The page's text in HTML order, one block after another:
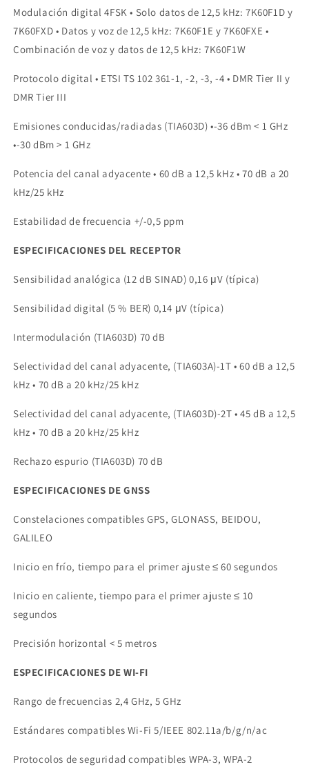
Modulación digital 4FSK • Solo datos de 12,5 kHz: 7K60F1D y
7K60FXD • Datos y voz de 12,5 kHz: 7K60F1E y 7K60FXE •
Combinación de voz y datos de 12,5 kHz: 7K60F1W
Protocolo digital • ETSI TS 102 361-1, -2, -3, -4 • DMR Tier II y
DMR Tier III
Emisiones conducidas/radiadas (TIA603D) •-36 dBm < 1 GHz
•-30 dBm > 1 GHz
Potencia del canal adyacente • 60 dB a 12,5 kHz • 70 dB a 20
kHz/25 kHz
Estabilidad de frecuencia +/-0,5 ppm
ESPECIFICACIONES DEL RECEPTOR
Sensibilidad analógica (12 dB SINAD) 0,16 μV (típica)
Sensibilidad digital (5 % BER) 0,14 μV (típica)
Intermodulación (TIA603D) 70 dB
Selectividad del canal adyacente, (TIA603A)-1T • 60 dB a 12,5
kHz • 70 dB a 20 kHz/25 kHz
Selectividad del canal adyacente, (TIA603D)-2T • 45 dB a 12,5
kHz • 70 dB a 20 kHz/25 kHz
Rechazo espurio (TIA603D) 70 dB
ESPECIFICACIONES DE GNSS
Constelaciones compatibles GPS, GLONASS, BEIDOU,
GALILEO
Inicio en frío, tiempo para el primer ajuste ≤ 60 segundos
Inicio en caliente, tiempo para el primer ajuste ≤ 10
segundos
Precisión horizontal < 5 metros
ESPECIFICACIONES DE WI-FI
Rango de frecuencias 2,4 GHz, 5 GHz
Estándares compatibles Wi-Fi 5/IEEE 802.11a/b/g/n/ac
Protocolos de seguridad compatibles WPA-3, WPA-2